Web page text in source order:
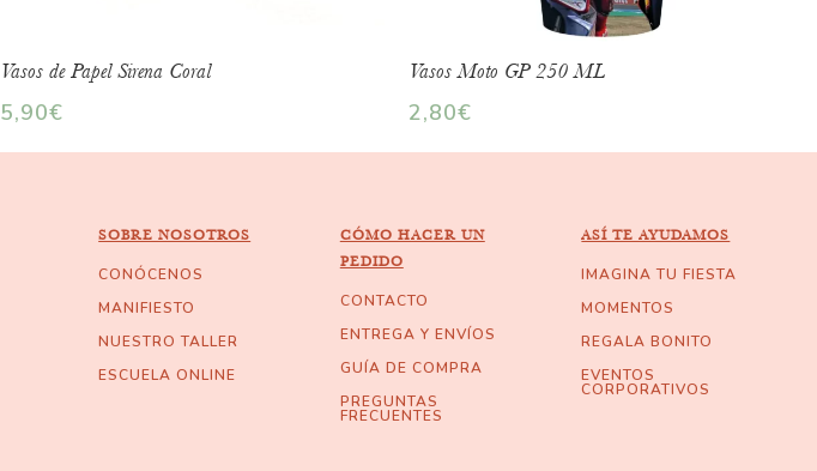
Vasos de Papel Sirena Coral
5,90€
Vasos Moto GP 250 ML
2,80€
SOBRE NOSOTROS
CONÓCENOS
MANIFIESTO
NUESTRO TALLER
ESCUELA ONLINE
CÓMO HACER UN
PEDIDO
CONTACTO
ENTREGA Y ENVÍOS
GUÍA DE COMPRA
PREGUNTAS
FRECUENTES
ASÍ TE AYUDAMOS
IMAGINA TU FIESTA
MOMENTOS
REGALA BONITO
EVENTOS
CORPORATIVOS